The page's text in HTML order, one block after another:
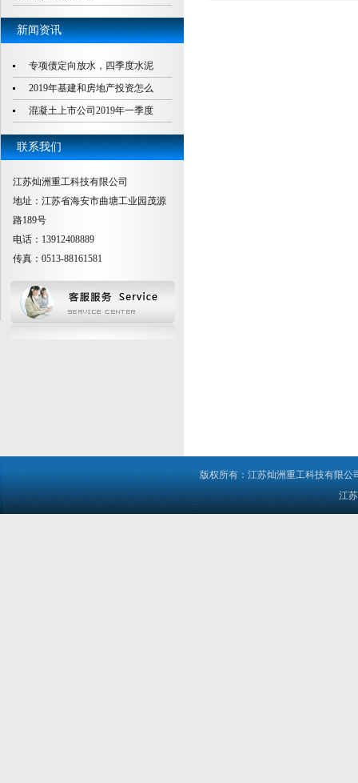
新闻资讯
专项债定向放水，四季度水泥
2019年基建和房地产投资怎么
混凝土上市公司2019年一季度
联系我们
江苏灿洲重工科技有限公司
地址：江苏省海安市曲塘工业园茂源
路189号
电话：13912408889
传真：0513-88161581
版权所有：江苏灿洲重工科技有限
江